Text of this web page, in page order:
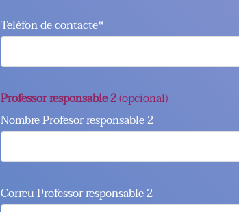
Telèfon de contacte*
Professor responsable 2(opcional)
Nombre Profesor responsable 2
Correu Professor responsable 2